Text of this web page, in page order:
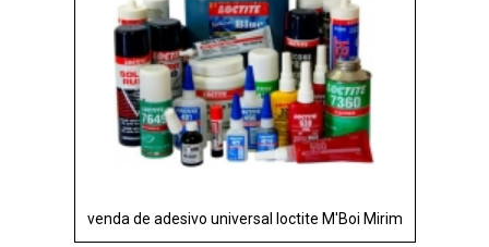
venda de adesivo universal loctite M'Boi Mirim